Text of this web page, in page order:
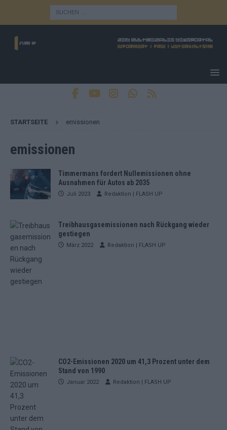
STARTSEITE emissionen
emissionen
Timmermans fordert Nullemissionen ohne
Ausnahmen für Autos ab 2035
Juli 2023 Redaktion | FLASH UP
Treibhausgasemissionen nach Rückgang wieder
gestiegen
März 2022 Redaktion | FLASH UP
CO2-Emissionen 2020 um 41,3 Prozent unter dem
Stand von 1990
Januar 2022 Redaktion | FLASH UP